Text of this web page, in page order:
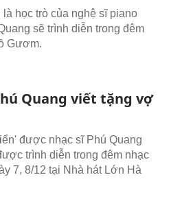
học trò của nghệ sĩ piano
sẽ trình diễn trong đêm
Gươm.
Quang viết tặng vợ
được nhạc sĩ Phú Quang
trình diễn trong đêm nhạc
7, 8/12 tại Nhà hát Lớn Hà